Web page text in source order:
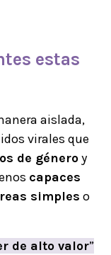
estas
aislada,
virales que
de géneroy
capaces
simples o
de alto valor”